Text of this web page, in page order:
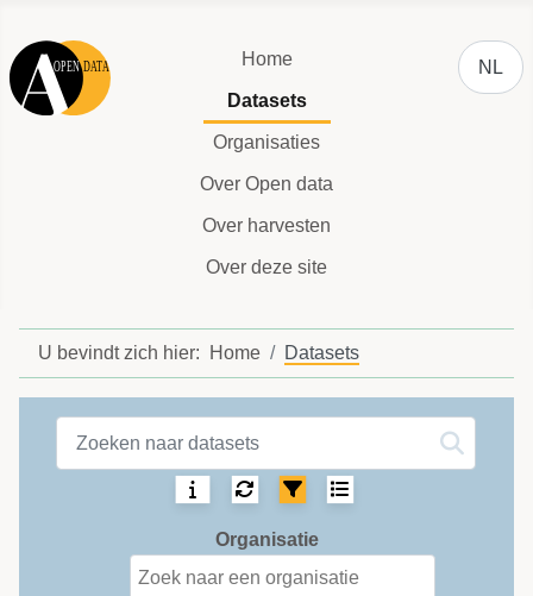
Home
Datasets
Organisaties
Over Open data
Over harvesten
Over deze site
NL
U bevindt zich hier: Home Datasets
Sortering: Selecteer het aantal
Organisatie